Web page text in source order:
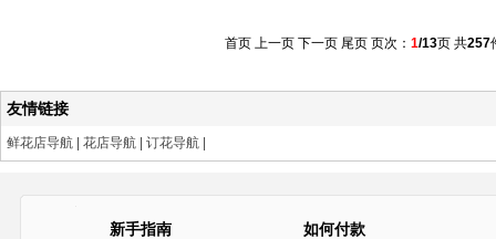
首页 上一页 下一页 尾页 页次： 1/13页 共257
友情链接
鲜花店导航 花店导航 订花导航
新手指南 如何付款